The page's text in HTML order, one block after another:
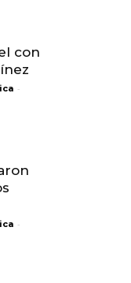
con
-
-